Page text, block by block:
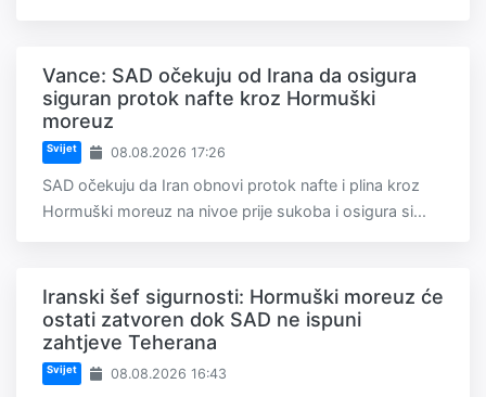
Vance: SAD očekuju od Irana da osigura
siguran protok nafte kroz Hormuški
moreuz
Svijet 08.08.2026 17:26
SAD očekuju da Iran obnovi protok nafte i plina kroz
Hormuški moreuz na nivoe prije sukoba i osigura si...
Iranski šef sigurnosti: Hormuški moreuz će
ostati zatvoren dok SAD ne ispuni
zahtjeve Teherana
Svijet 08.08.2026 16:43